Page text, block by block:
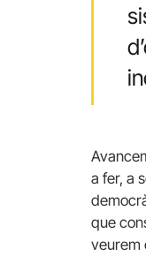
a fer, a
que
veurem